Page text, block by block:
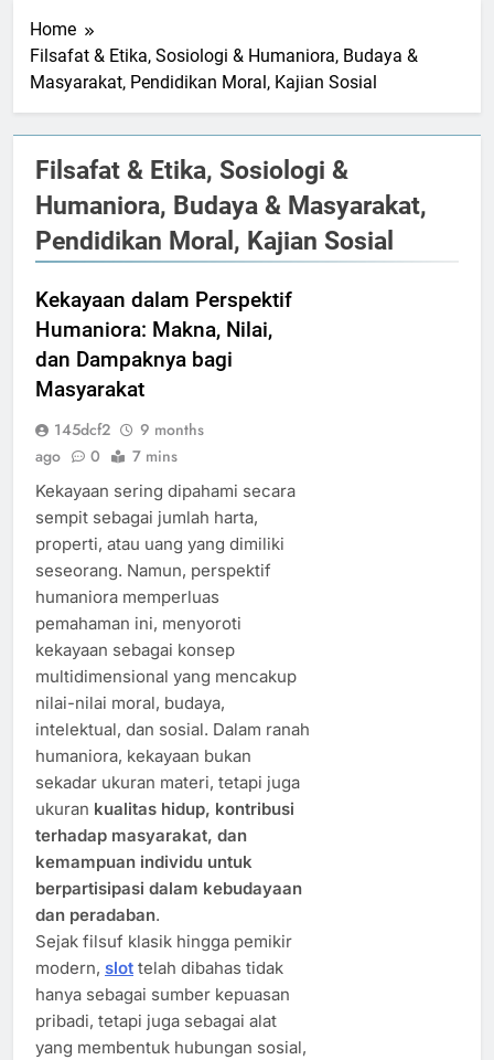
Home
Filsafat & Etika, Sosiologi & Humaniora, Budaya &
Masyarakat, Pendidikan Moral, Kajian Sosial
Filsafat & Etika, Sosiologi &
Humaniora, Budaya & Masyarakat,
Pendidikan Moral, Kajian Sosial
Kekayaan dalam Perspektif
Humaniora: Makna, Nilai,
dan Dampaknya bagi
Masyarakat
145dcf2
9 months
ago
0 7 mins
Kekayaan sering dipahami secara
sempit sebagai jumlah harta,
properti, atau uang yang dimiliki
seseorang. Namun, perspektif
humaniora memperluas
pemahaman ini, menyoroti
kekayaan sebagai konsep
multidimensional yang mencakup
nilai-nilai moral, budaya,
intelektual, dan sosial. Dalam ranah
humaniora, kekayaan bukan
sekadar ukuran materi, tetapi juga
ukuran kualitas hidup, kontribusi
terhadap masyarakat, dan
kemampuan individu untuk
berpartisipasi dalam kebudayaan
dan peradaban.
Sejak filsuf klasik hingga pemikir
modern, slot telah dibahas tidak
hanya sebagai sumber kepuasan
pribadi, tetapi juga sebagai alat
yang membentuk hubungan sosial,